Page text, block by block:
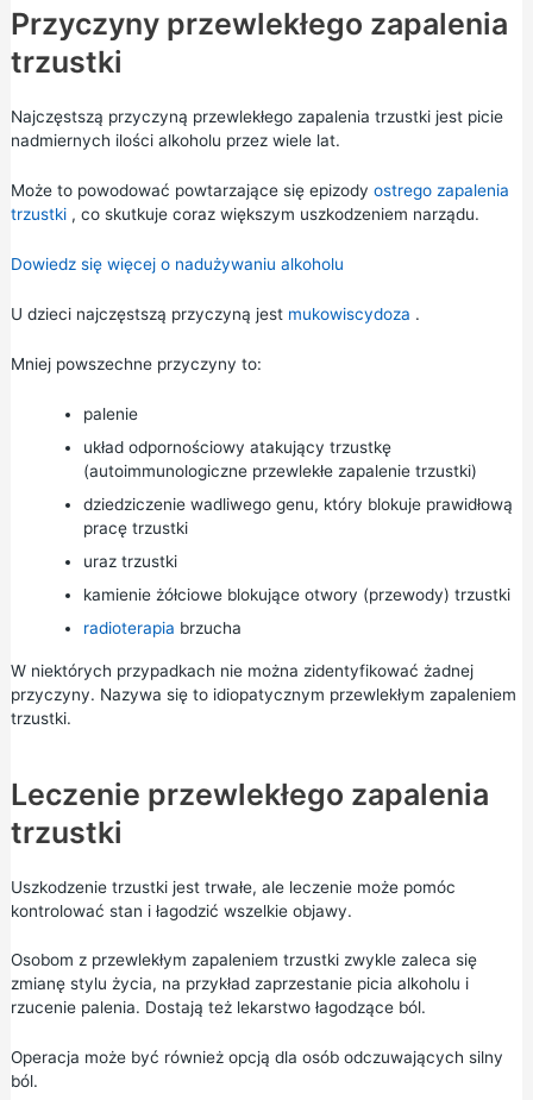
Przyczyny przewlekłego zapalenia
trzustki
Najczęstszą przyczyną przewlekłego zapalenia trzustki jest picie
nadmiernych ilości alkoholu przez wiele lat.
Może to powodować powtarzające się epizody ostrego zapalenia
trzustki, co skutkuje coraz większym uszkodzeniem narządu.
Dowiedz się więcej o nadużywaniu alkoholu
U dzieci najczęstszą przyczyną jest mukowiscydoza .
Mniej powszechne przyczyny to:
palenie
układ odpornościowy atakujący trzustkę
(autoimmunologiczne przewlekłe zapalenie trzustki)
dziedziczenie wadliwego genu, który blokuje prawidłową
pracę trzustki
uraz trzustki
kamienie żółciowe blokujące otwory (przewody) trzustki
radioterapia brzucha
W niektórych przypadkach nie można zidentyfikować żadnej
przyczyny. Nazywa się to idiopatycznym przewlekłym zapaleniem
trzustki.
Leczenie przewlekłego zapalenia
trzustki
Uszkodzenie trzustki jest trwałe, ale leczenie może pomóc
kontrolować stan i łagodzić wszelkie objawy.
Osobom z przewlekłym zapaleniem trzustki zwykle zaleca się
zmianę stylu życia, na przykład zaprzestanie picia alkoholu i
rzucenie palenia. Dostają też lekarstwo łagodzące ból.
Operacja może być również opcją dla osób odczuwających silny
ból.